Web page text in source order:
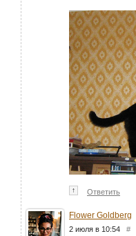
↑ Ответить
Flower Goldberg
2 июля в 10:54 #